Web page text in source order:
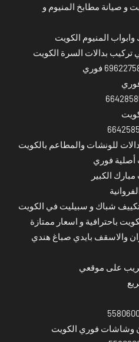
و صيانة مطابخ المنيوم و
المنيوم الكويت
تركيب بدالات السرة الكويت
للونشات والمطاعم بالكويت
أصلية فوري
الكبير
شباك و سبيليت في الكويت
باحترافية و اسعار ممتازة
والاسقف بايدي صباغ هندي
على موقعي
وشاشات فوري الكويت